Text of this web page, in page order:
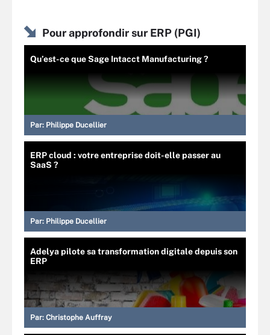
Pour approfondir sur ERP (PGI)
Qu’est-ce que Sage Intacct Manufacturing ?
Par: Philippe Ducellier
ERP cloud : votre entreprise doit-elle passer au
SaaS ?
Par: Philippe Ducellier
Adelya pilote sa transformation digitale depuis son
ERP
Par: Christophe Auffray